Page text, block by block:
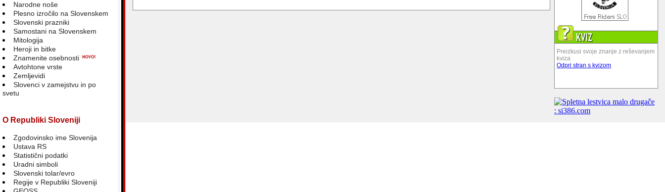
Narodne noše
Plesno izročilo na Slovenskem
Slovenski prazniki
Samostani na Slovenskem
Mitologija
Heroji in bitke
Znamenite osebnosti
Avtohtone vrste
Zemljevidi
Slovenci v zamejstvu in po
svetu
O Republiki Sloveniji
Zgodovinsko ime Slovenija
Ustava RS
Statistični podatki
Uradni simboli
Slovenski tolar/evro
Regije v Republiki Sloveniji
Preizkusi svoje znanje z reševanjem
kviza
Odpri stran s kvizom